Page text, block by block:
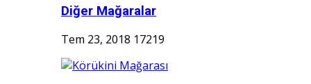
Diğer Mağaralar
Tem 23, 2018 17219